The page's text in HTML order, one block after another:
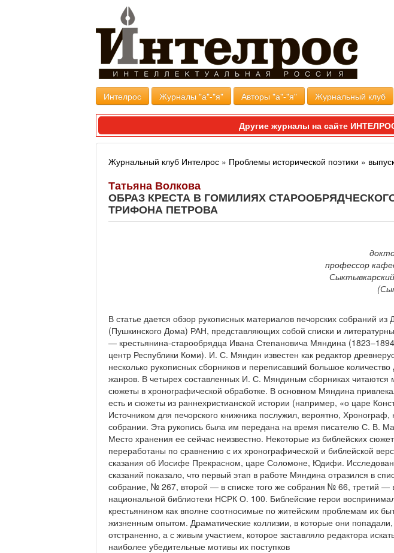
Интелрос Журналы "а"-"я" Авторы "а"-"я" Журнальный клуб
Другие журналы на сайте
Журнальный клуб Интелрос » Проблемы исторической поэтики »
Татьяна Волкова
ОБРАЗ КРЕСТА В ГОМИЛИЯХ
ТРИФОНА ПЕТРОВА
профессор
В статье дается обзор рукописных материалов печорских собраний
(Пушкинского Дома) РАН, представляющих собой списки и
— крестьянина-старообрядца Ивана Степановича Мяндина
центр Республики Коми). И. С. Мяндин известен как редактор
несколько рукописных сборников и переписавший большое
жанров. В четырех составленных И. С. Мяндиным сборниках читаются
сюжеты в хронографической обработке. В основном Мяндина
есть и сюжеты из раннехристианской истории (например, «о царе
Источником для печорского книжника послужил, вероятно,
собрании. Эта рукопись была им передана на время писателю С. В.
Место хранения ее сейчас неизвестно. Некоторые из библейских
переработаны по сравнению с их хронографической и библейской
сказания об Иосифе Прекрасном, царе Соломоне, Юдифи.
сказаний показало, что первый этап в работе Мяндина отразился в
собрание, № 267, второй — в списке того же собрания № 66, третий —
национальной библиотеки НСРК О. 100. Библейские герои
крестьянином как вполне соотносимые по житейским проблемам их
жизненным опытом. Драматические коллизии, в которые они
отстраненно, а с живым участием, которое заставляло редактора
наиболее убедительные мотивы их поступков